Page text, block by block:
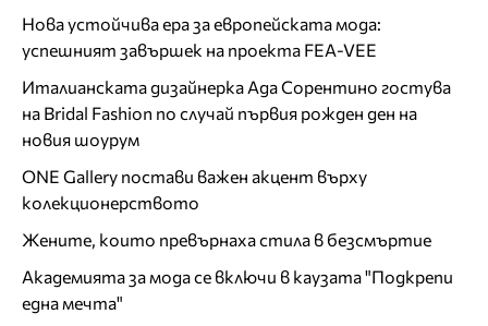
Нова устойчива ера за европейската мода:
успешният завършек на проекта FEA-VEE
Италианската дизайнерка Ада Сорентино гостува
на Bridal Fashion по случай първия рожден ден на
новия шоурум
ONE Gallery постави важен акцент върху
колекционерството
Жените, които превърнаха стила в безсмъртие
Академията за мода се включи в каузата "Подкрепи
една мечта"